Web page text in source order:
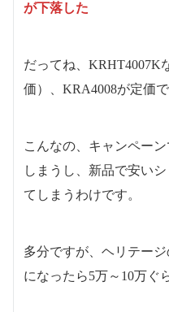
が下落した
だってね、KRHT4007K
価）、KRA4008が定価で
こんなの、キャンペー
しまうし、新品で安い
てしまうわけです。
多分ですが、ヘリテー
になったら5万～10万ぐ